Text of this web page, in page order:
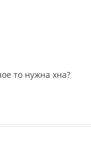
то нужна хна?